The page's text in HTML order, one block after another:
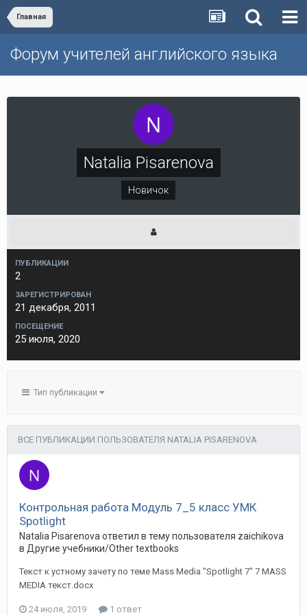
Главная
Форум учителей английского языка
Natalia Pisarenova
Новичок
ПУБЛИКАЦИИ
2
ЗАРЕГИСТРИРОВАН
21 декабря, 2011
ПОСЕЩЕНИЕ
25 июля, 2020
Тип публикации
ВСЕ ПУБЛИКАЦИИ ПОЛЬЗОВАТЕЛЯ NATALIA PISARENOVA
Контрольная работа Модуль 7_5 класс УМК
Spotlight
Natalia Pisarenova ответил в тему пользователя zaichikova
в Другие учебники/Other textbooks
Текст к устному зачету по теме Mass Media "Spotlight 7" 7 MASS
MEDIA текст.docx
24 июля, 2019 1 ответ